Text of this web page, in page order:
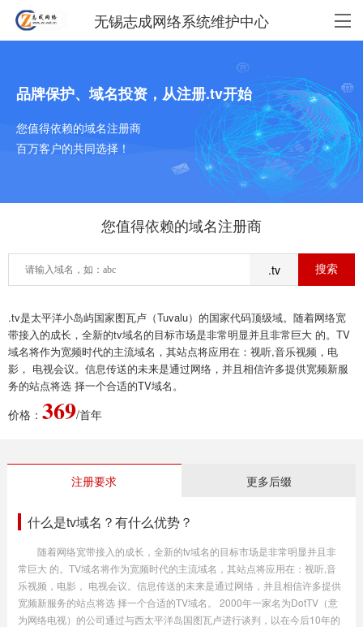
无锡志成网络系统维护中心
品牌保护、域名投资，从注册.tv开始
您值得依赖的域名注册商
百万客户的共同选择！
您值得依赖的域名注册商
.tv
.tv是太平洋小岛屿国家图瓦卢（Tuvalu）的国家代码顶级域。随着网络宽
带接入的成长，全新的tv域名的目标市场是非常明显并且非常巨大 的。TV
域名将作为宽频时代的主流域名，其站点将应用在：视听,音乐视频，电
影， 电视会议。信息传送的未来是通过网络，并且相信许多提供宽频新服
务的站点将选 择一个合适的TV域名。
价格： 369/首年
注册要求 更多后缀
什么是tv域名？有什么优势？
随着网络宽带接入的成长，全新的tv域名的目标市场是非常明显并且非
常巨大 的。TV域名将作为宽频时代的主流域名，其站点将应用在：视听,音
乐视频，电影， 电视会议。信息传送的未来是通过网络，并且相信许多提供
宽频新服务的站点将选 择一个合适的TV域名。 2000年一家名为DotTV（意
为网络电视）的公司通过与西太平洋岛国图瓦卢进行谈判，以在今后10年的